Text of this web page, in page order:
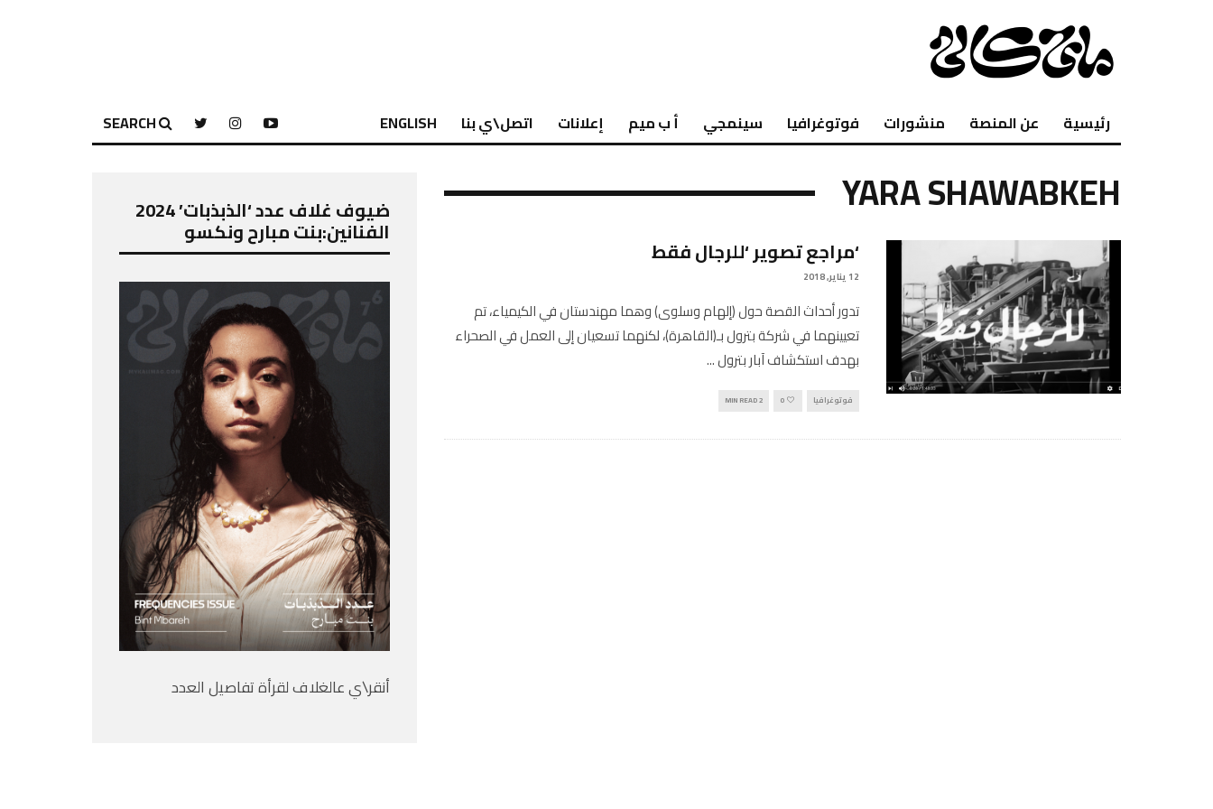
رئيسية عن المنصة منشورات فوتوغرافيا سينمجي أ ب ميم إعلانات اتصل\ي بنا ENGLISH
SEARCH
YARA SHAWABKEH
‘مراجع تصوير ‘للرجال فقط
12 يناير, 2018
تدور أحداث القصة حول (إلهام وسلوى) وهما مهندستان في الكيمياء، تم
تعيينهما في شركة بترول بـ(القاهرة)، لكنهما تسعيان إلى العمل في الصحراء
بهدف استكشاف آبار بترول...
فوتوغرافيا 0
2 MIN READ
ضيوف غلاف عدد ‘الذبذبات’ 2024
الفنانين:بنت مبارح ونكسو
أنقر\ي عالغلاف لقرأة تفاصيل العدد